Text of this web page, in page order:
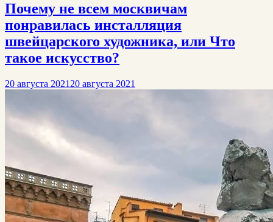
Почему не всем москвичам
понравилась инсталляция
швейцарского художника, или Что
такое искусство?
20 августа 2021 20 августа 2021